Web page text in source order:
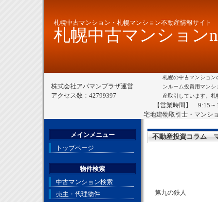
札幌中古マンション・札幌マンション不動産情報サイト
札幌中古マンション
株式会社アパマンプラザ運営
アクセス数：42799397
札幌の中古マンショ
ンルーム投資用マン
産取引しています。
【営業時間】 9:15
宅地建物取引士・マンシ
不動産投資コラム
第九の鉄人
メインメニュー
トップページ
物件検索
中古マンション検索
売主・代理物件